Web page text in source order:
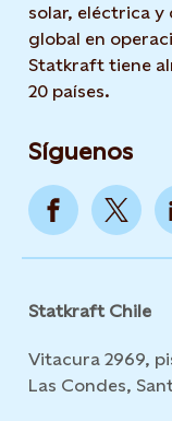
solar, eléctrica y
global en
Statkraft tiene
20 países.
Síguenos
Statkraft Chile
Vitacura 2969,
Las Condes,